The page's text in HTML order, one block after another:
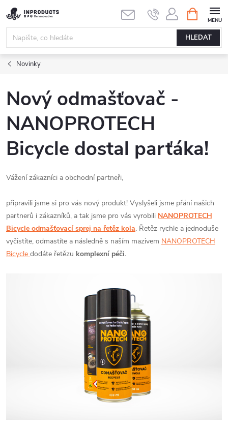
Přejít
na
obsah
HLEDAT
NÁKUPNÍ
KOŠÍK
Novinky
Nový odmašťovač -
NANOPROTECH
Bicycle dostal parťáka!
Vážení zákazníci a obchodní partneři,
připravili jsme si pro vás nový produkt! Vyslyšeli jsme přání našich
partnerů i zákazníků, a tak jsme pro vás vyrobili NANOPROTECH
Bicycle odmašťovací sprej na řetěz kola. Řetěz rychle a jednoduše
vyčistíte, odmastíte a následně s naším mazivem NANOPROTECH
Bicycle dodáte řetězu komplexní péči.